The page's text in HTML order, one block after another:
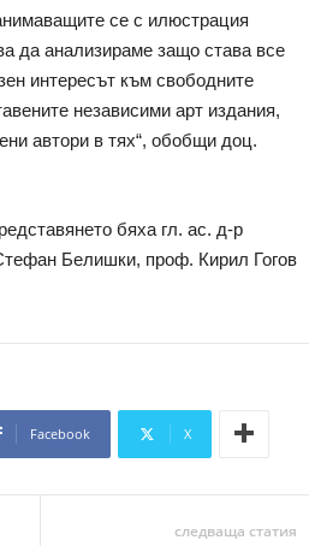
се с илюстрация
да анализираме защо става все
интересът към свободните
независими арт издания,
автори в тях“, обобщи доц.
бяха гл. ас. д-р
Белишки, проф. Кирил Гогов
Facebook X
следваща статия